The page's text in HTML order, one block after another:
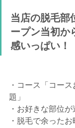
当店の脱毛部
ープン当初か
感いっぱい！
・コース「コー
題」
・お好きな部位
・脱毛で余った